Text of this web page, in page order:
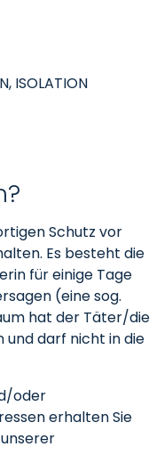
ISOLATION
Schutz vor
Es besteht die
für einige Tage
(eine sog.
hat der Täter/die
und darf nicht in die
oder
erhalten Sie